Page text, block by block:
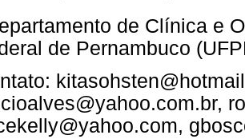
de Clínica e
de Pernambuco